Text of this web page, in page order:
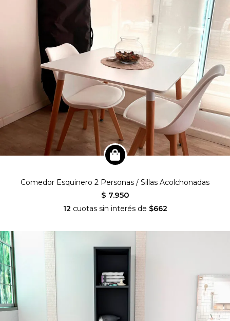
Comedor Esquinero 2 Personas / Sillas Acolchonadas
$ 7.950
12 cuotas sin interés de $662